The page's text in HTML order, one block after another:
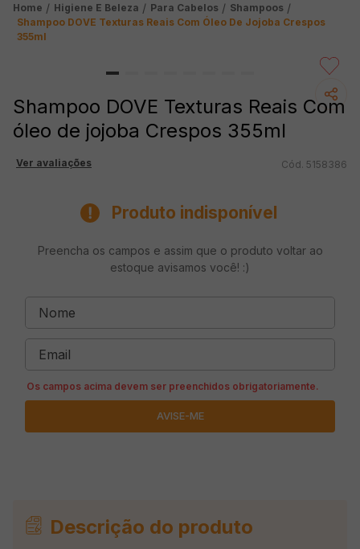
Higiene E Beleza Para Cabelos
Shampoos
Shampoo DOVE Texturas Reais Com Óleo De Jojoba Crespos
355ml
Shampoo DOVE Texturas Reais Com
óleo de jojoba Crespos 355ml
Ver avaliações 5158386
Produto indisponível
Preencha os campos e assim que o produto voltar ao
estoque avisamos você! :)
Descrição do produto